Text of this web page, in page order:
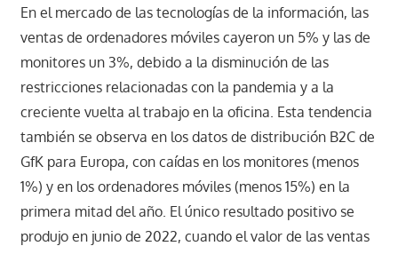
En el mercado de las tecnologías de la información, las
ventas de ordenadores móviles cayeron un 5% y las de
monitores un 3%, debido a la disminución de las
restricciones relacionadas con la pandemia y a la
creciente vuelta al trabajo en la oficina. Esta tendencia
también se observa en los datos de distribución B2C de
GfK para Europa, con caídas en los monitores (menos
1%) y en los ordenadores móviles (menos 15%) en la
primera mitad del año. El único resultado positivo se
produjo en junio de 2022, cuando el valor de las ventas